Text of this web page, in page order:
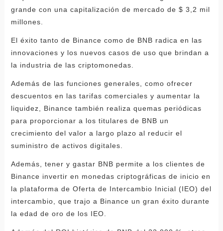
grande con una capitalización de mercado de $ 3,2 mil
millones.
El éxito tanto de Binance como de BNB radica en las
innovaciones y los nuevos casos de uso que brindan a
la industria de las criptomonedas.
Además de las funciones generales, como ofrecer
descuentos en las tarifas comerciales y aumentar la
liquidez, Binance también realiza quemas periódicas
para proporcionar a los titulares de BNB un
crecimiento del valor a largo plazo al reducir el
suministro de activos digitales.
Además, tener y gastar BNB permite a los clientes de
Binance invertir en monedas criptográficas de inicio en
la plataforma de Oferta de Intercambio Inicial (IEO) del
intercambio, que trajo a Binance un gran éxito durante
la edad de oro de los IEO.